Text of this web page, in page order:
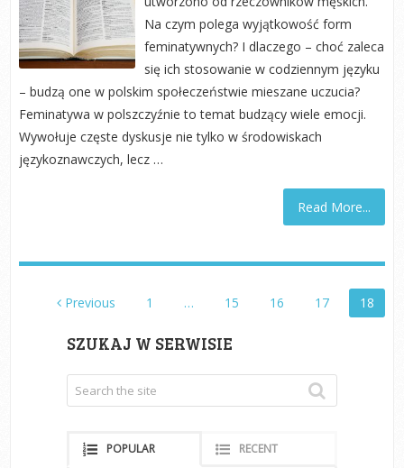
Na czym polega wyjątkowość form
feminatywnych? I dlaczego – choć zaleca
się ich stosowanie w codziennym języku
– budzą one w polskim społeczeństwie mieszane uczucia?
Feminatywa w polszczyźnie to temat budzący wiele emocji.
Wywołuje częste dyskusje nie tylko w środowiskach
językoznawczych, lecz …
Read More...
STRONICOWANIE
WPISÓW
Previous 1 … 15 16 17 18
SZUKAJ W SERWISIE
POPULAR RECENT